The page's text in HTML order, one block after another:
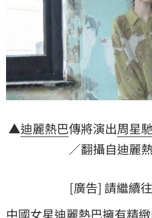
▲迪麗熱巴傳將演出周星
／翻攝自迪麗
[廣告] 請繼續
中國女星迪麗熱巴擁有精